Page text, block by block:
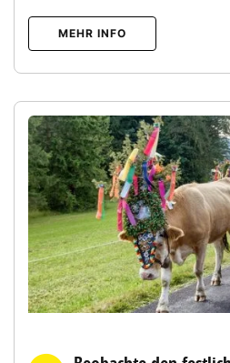
MEHR INFO